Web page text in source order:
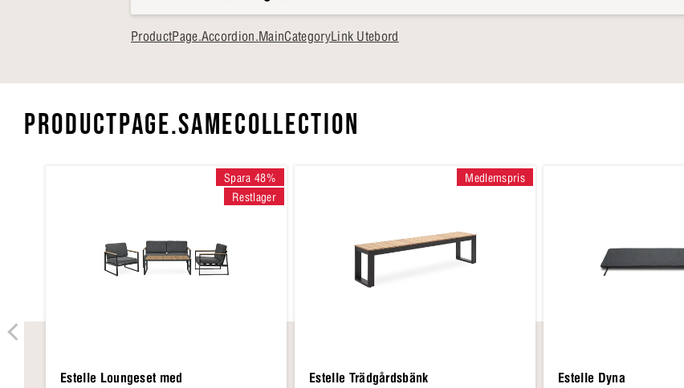
ProductPage.Accordion.MainCategoryLink Utebord
PRODUCTPAGE.SAMECOLLECTION
Spara 48%
Restlager
Estelle Loungeset med
Medlemspris
Estelle Trädgårdsbänk Estelle Dyna